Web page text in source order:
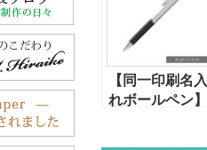
【同一印刷名入
れボールペン】